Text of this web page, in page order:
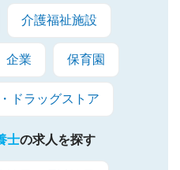
介護福祉施設
企業 保育園
ドラッグストア
士の求人を探す